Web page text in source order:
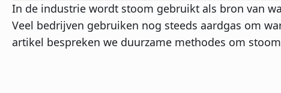
In de industrie wordt stoom gebruikt als bron van
Veel bedrijven gebruiken nog steeds aardgas om
artikel bespreken we duurzame methodes om